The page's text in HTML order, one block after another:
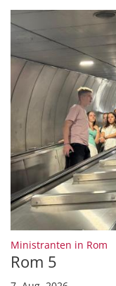
Ministranten in Rom
Rom 5